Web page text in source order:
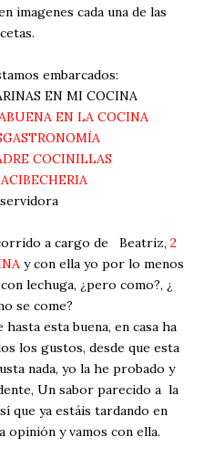
imagenes cada una de las
embarcados:
EN MI COCINA
EN LA COCINA
COCINILLAS
ACIBECHERIA
a cargo de Beatriz, 2
y con ella yo por lo menos
lechuga, ¿pero como?, ¿
se come?
esta buena, en casa ha
los gustos, desde que esta
nada, yo la he probado y
Un sabor parecido a la
que ya estáis tardando en
opinión y vamos con ella.